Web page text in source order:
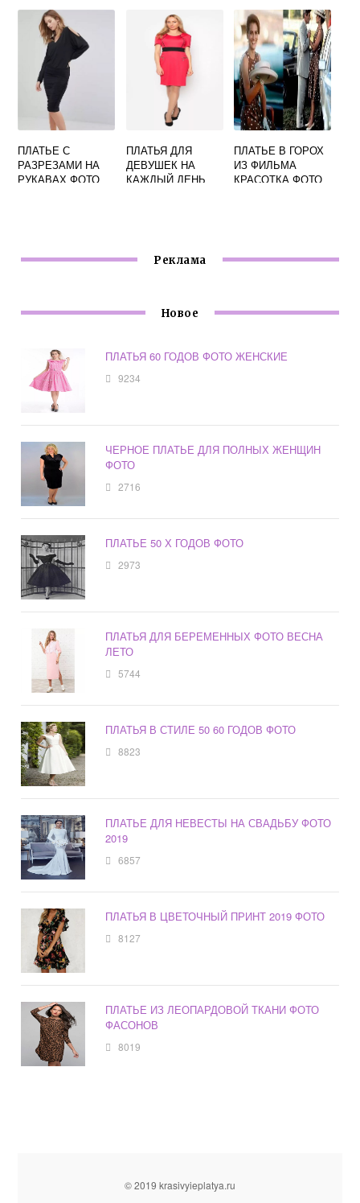
ПЛАТЬЕ С
РАЗРЕЗАМИ НА
РУКАВАХ ФОТО
ПЛАТЬЯ ДЛЯ
ДЕВУШЕК НА
КАЖДЫЙ ДЕНЬ
ПЛАТЬЕ В ГОРОХ
ИЗ ФИЛЬМА
КРАСОТКА ФОТО
Реклама
Новое
ПЛАТЬЯ 60 ГОДОВ ФОТО ЖЕНСКИЕ
9234
ЧЕРНОЕ ПЛАТЬЕ ДЛЯ ПОЛНЫХ ЖЕНЩИН
ФОТО
2716
ПЛАТЬЕ 50 Х ГОДОВ ФОТО
2973
ПЛАТЬЯ ДЛЯ БЕРЕМЕННЫХ ФОТО ВЕСНА
ЛЕТО
5744
ПЛАТЬЯ В СТИЛЕ 50 60 ГОДОВ ФОТО
8823
ПЛАТЬЕ ДЛЯ НЕВЕСТЫ НА СВАДЬБУ ФОТО
2019
6857
ПЛАТЬЯ В ЦВЕТОЧНЫЙ ПРИНТ 2019 ФОТО
8127
ПЛАТЬЕ ИЗ ЛЕОПАРДОВОЙ ТКАНИ ФОТО
ФАСОНОВ
8019
© 2019 krasivyieplatya.ru